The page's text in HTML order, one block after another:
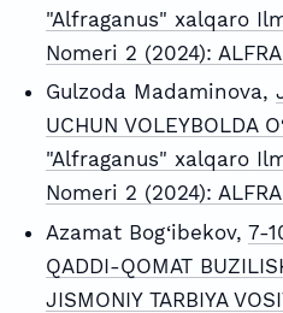
"Alfraganus" xalqaro
Nomeri 2 (2024):
Gulzoda Madaminova,
UCHUN VOLEYBOLDA
"Alfraganus" xalqaro
Nomeri 2 (2024):
Azamat Bog‘ibekov, 7-
QADDI-QOMAT
JISMONIY TARBIYA